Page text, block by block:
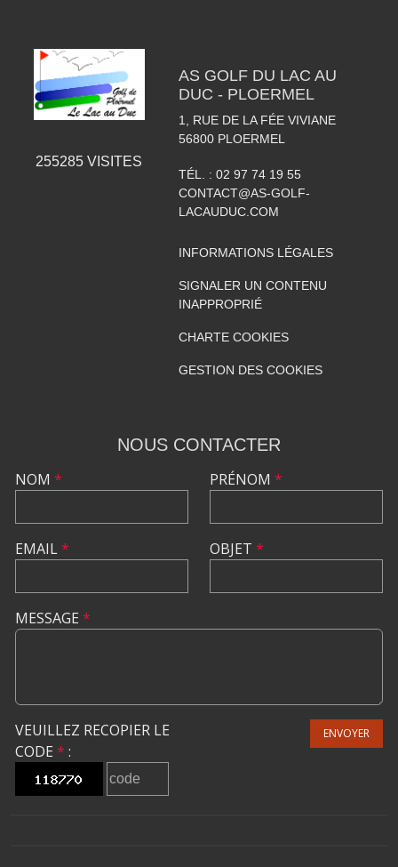
255285 VISITES
AS GOLF DU LAC AU
DUC - PLOERMEL
1, RUE DE LA FÉE VIVIANE
56800 PLOERMEL
TÉL. : 02 97 74 19 55
CONTACT@AS-GOLF-
LACAUDUC.COM
INFORMATIONS LÉGALES
SIGNALER UN CONTENU
INAPPROPRIÉ
CHARTE COOKIES
GESTION DES COOKIES
NOUS CONTACTER
NOM *
EMAIL*
PRÉNOM *
OBJET *
MESSAGE *
VEUILLEZ RECOPIER LE
CODE * :
ENVOYER